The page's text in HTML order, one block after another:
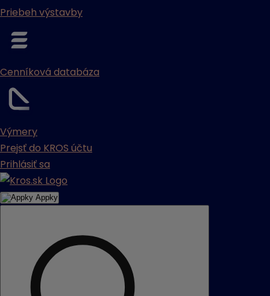
Priebeh výstavby
Cenníková databáza
Výmery
Prejsť do KROS účtu
Prihlásiť sa
Appky